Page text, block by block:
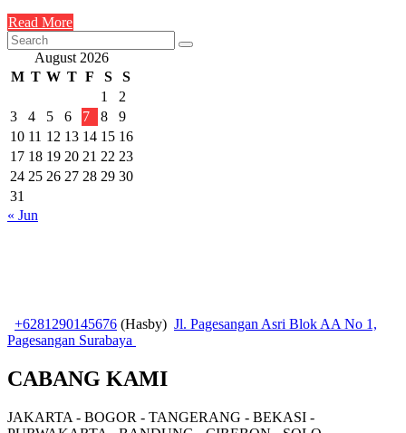
Read More
August 2026
M T W T F S
S
1
2
3
4 5 6 7 8
9
10 11 12 13 14 15 16
17 18 19 20 21 22 23
24 25 26 27 28 29 30
31
« Jun
+6281290145676 (Hasby) Jl. Pagesangan Asri Blok AA No 1,
Pagesangan Surabaya
CABANG KAMI
JAKARTA - BOGOR - TANGERANG - BEKASI -